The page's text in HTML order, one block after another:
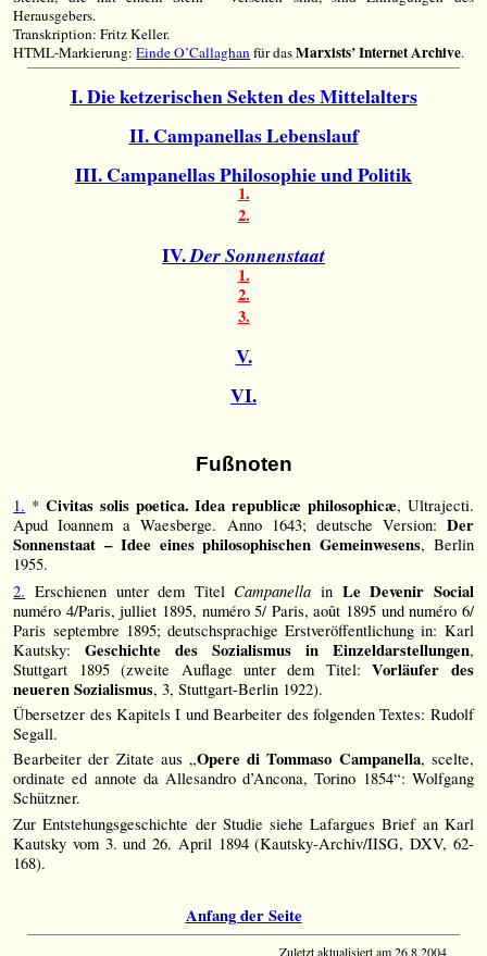
Herausgebers.
Transkription: Fritz Keller.
HTML-Markierung:Einde O’Callaghanfür dasMarxists’ Internet Archive.
I. Die ketzerischen Sekten des Mittelalters
II. Campanellas Lebenslauf
III. Campanellas Philosophie und Politik
1.
2.
IV.Der Sonnenstaat
1.
2.
3.
V.
VI.
Fußnoten
1. * Civitas solis poetica. Idea republicæ philosophicæ, Ultrajecti.
Apud Ioannem a Waesberge. Anno 1643; deutsche Version: Der
Sonnenstaat – Idee eines philosophischen Gemeinwesens, Berlin
1955.
2. Erschienen unter dem Titel Campanella in Le Devenir Social
numéro 4/Paris, julliet 1895, numéro 5/ Paris, août 1895 und numéro 6/
Paris septembre 1895; deutschsprachige Erstveröffentlichung in: Karl
Kautsky:Geschichte des Sozialismus in Einzeldarstellungen,
Stuttgart 1895 (zweite Auflage unter dem Titel:Vorläufer des
neueren Sozialismus, 3, Stuttgart-Berlin 1922).
Übersetzer des Kapitels I und Bearbeiter des folgenden Textes: Rudolf
Segall.
Bearbeiter der Zitate aus „Opere di Tommaso Campanella, scelte,
ordinate ed annote da Allesandro d’Ancona, Torino 1854“: Wolfgang
Schützner.
Zur Entstehungsgeschichte der Studie siehe Lafargues Brief an Karl
Kautsky vom 3. und 26. April 1894 (Kautsky-Archiv/IISG, DXV, 62-
168).
Anfang der Seite
Zuletzt aktualisiert am26.8.2004.